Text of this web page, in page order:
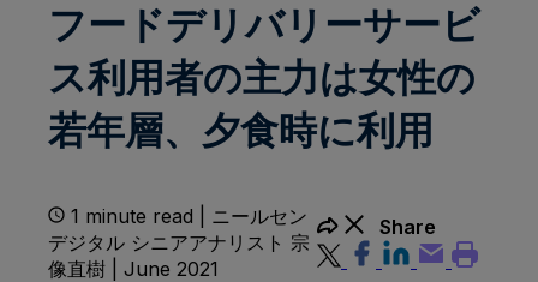
フードデリバリーサービ
ス利用者の主力は女性の
若年層、夕食時に利用
1 minute read | ニールセン
デジタル シニアアナリスト 宗
像直樹 | June 2021
Share